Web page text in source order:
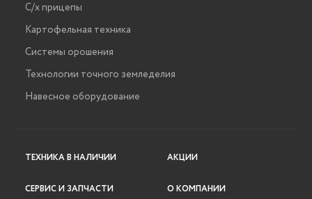
С/х прицепы
Картофельная техника
Системы орошения
Технологии точного земледелия
Навесное оборудование
ТЕХНИКА В НАЛИЧИИ
СЕРВИС И ЗАПЧАСТИ
АКЦИИ
О КОМПАНИИ